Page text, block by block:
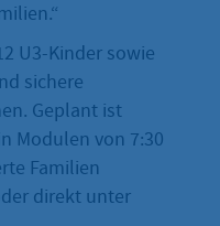
U3-Kinder sowie
sichere
Geplant ist
Modulen von 7:30
Familien
direkt unter